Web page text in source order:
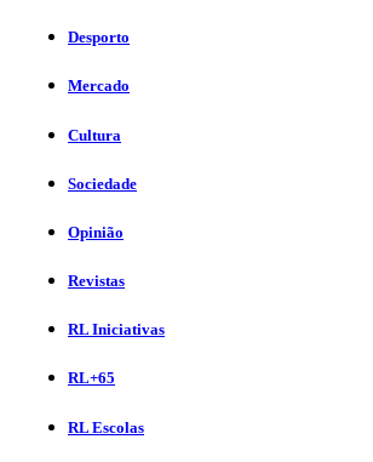
Desporto
Mercado
Cultura
Sociedade
Opinião
Revistas
RL Iniciativas
RL+65
RL Escolas